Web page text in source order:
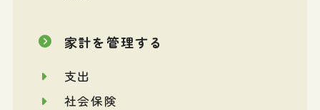
家計を管理する
支出
社会保険